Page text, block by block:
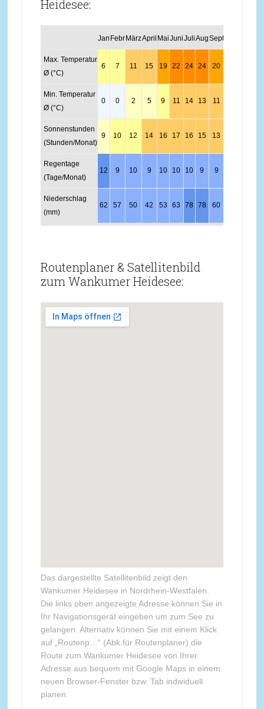
Heidesee:
Jan Febr MärzApril MaiJuniJuliAugSept
Max. Temperatur
Ø (°C)
6 7 11 15 19 22 24 24 20
Min. Temperatur
Ø (°C)
0 0 2 5 9 11 14 13 11
Sonnenstunden
(Stunden/Monat)
9 10 12 14 16 17 16 15 13
Regentage
(Tage/Monat)
12 9 10 9 10 10 10 9 9
Niederschlag
(mm)
62 57 50 42 53 63 78 78 60
Routenplaner & Satellitenbild
zum Wankumer Heidesee:
Das dargestellte Satellitenbild zeigt den
Wankumer Heidesee in Nordrhein-Westfalen.
Die links oben angezeigte Adresse können Sie in
Ihr Navigationsgerät eingeben um zum See zu
gelangen. Alternativ können Sie mit einem Klick
auf „Routenp…“ (Abk.für Routenplaner) die
Route zum Wankumer Heidesee von Ihrer
Adresse aus bequem mit Google Maps in einem
neuen Browser-Fenster bzw. Tab individuell
planen.